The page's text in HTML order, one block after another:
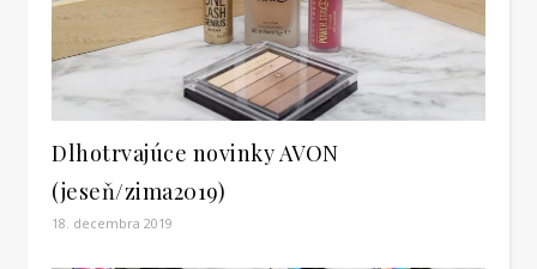
Dlhotrvajúce novinky AVON
(jeseň/zima2019)
18. decembra 2019